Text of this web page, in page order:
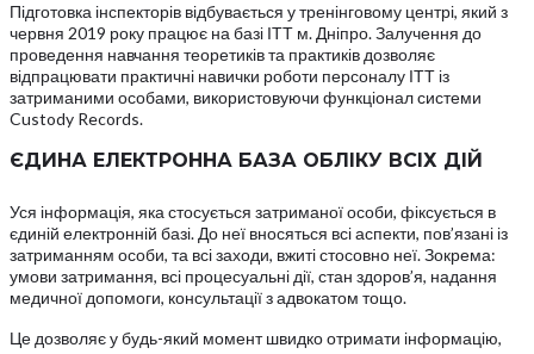
Підготовка інспекторів відбувається у тренінговому центрі, який з
червня 2019 року працює на базі ІТТ м. Дніпро. Залучення до
проведення навчання теоретиків та практиків дозволяє
відпрацювати практичні навички роботи персоналу ІТТ із
затриманими особами, використовуючи функціонал системи
Custody Records.
ЄДИНА ЕЛЕКТРОННА БАЗА ОБЛІКУ ВСІХ ДІЙ
Уся інформація, яка стосується затриманої особи, фіксується в
єдиній електронній базі. До неї вносяться всі аспекти, пов’язані із
затриманням особи, та всі заходи, вжиті стосовно неї. Зокрема:
умови затримання, всі процесуальні дії, стан здоров’я, надання
медичної допомоги, консультації з адвокатом тощо.
Це дозволяє у будь-який момент швидко отримати інформацію,